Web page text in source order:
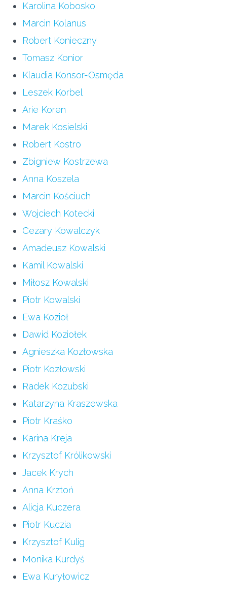
Karolina Kobosko
Marcin Kolanus
Robert Konieczny
Tomasz Konior
Klaudia Konsor-Osmęda
Leszek Korbel
Arie Koren
Marek Kosielski
Robert Kostro
Zbigniew Kostrzewa
Anna Koszela
Marcin Kościuch
Wojciech Kotecki
Cezary Kowalczyk
Amadeusz Kowalski
Kamil Kowalski
Miłosz Kowalski
Piotr Kowalski
Ewa Kozioł
Dawid Koziołek
Agnieszka Kozłowska
Piotr Kozłowski
Radek Kozubski
Katarzyna Kraszewska
Piotr Kraśko
Karina Kreja
Krzysztof Królikowski
Jacek Krych
Anna Krztoń
Alicja Kuczera
Piotr Kuczia
Krzysztof Kulig
Monika Kurdyś
Ewa Kuryłowicz